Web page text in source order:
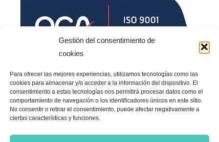
Gestión del consentimiento de
cookies
Para ofrecer las mejores experiencias, utilizamos tecnologías como las
cookies para almacenar y/o acceder a la información del dispositivo. El
consentimiento a estas tecnologías nos permitirá procesar datos como el
comportamiento de navegación o los identificadores únicos en este sitio.
No consentir o retirar el consentimiento, puede afectar negativamente a
ciertas características y funciones.
POLÍTICA DE PRIVACIDAD